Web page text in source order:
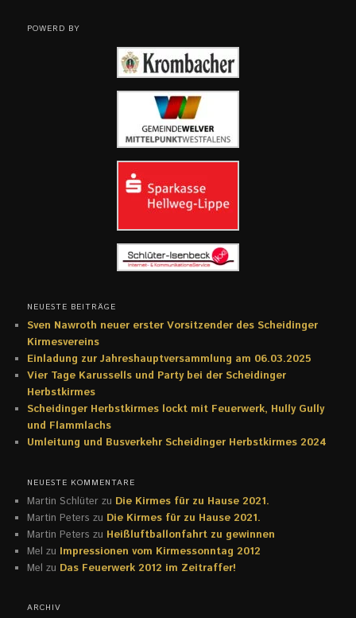
POWERD BY
NEUESTE BEITRÄGE
Sven Nawroth neuer erster Vorsitzender des Scheidinger
Kirmesvereins
Einladung zur Jahreshauptversammlung am 06.03.2025
Vier Tage Karussells und Party bei der Scheidinger
Herbstkirmes
Scheidinger Herbstkirmes lockt mit Feuerwerk, Hully Gully
und Flammlachs
Umleitung und Busverkehr Scheidinger Herbstkirmes 2024
NEUESTE KOMMENTARE
Martin Schlüter zu Die Kirmes für zu Hause 2021.
Martin Peters zu Die Kirmes für zu Hause 2021.
Martin Peters zu Heißluftballonfahrt zu gewinnen
Mel zu Impressionen vom Kirmessonntag 2012
Mel zu Das Feuerwerk 2012 im Zeitraffer!
ARCHIV